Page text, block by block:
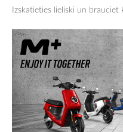
Izskatieties lieliski un